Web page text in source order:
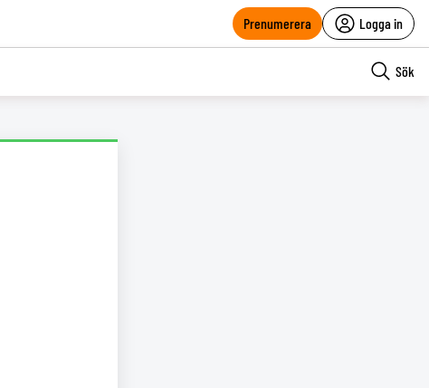
Prenumerera Logga in
Sök